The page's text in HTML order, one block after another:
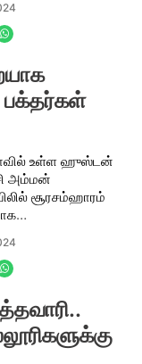
இன்று காலை
முக்தி தலங்களி
பக்தர்கள்
உள்ள ஹுஸ்டன்
அம்மன்
சூரசம்ஹாரம்
47
மதுரை மீனாட்சி
ஒரு
தமி